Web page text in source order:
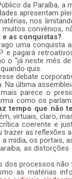
da Paraíba, a
apresentam
nos
convênios,
e as conquistas?
uma conquista
e pagará
“já neste mês
quis.
debate
última
parece o
como os
tempo que não
virtuais, claro,
coerente e
as reflexões
mídia, os portais,
as
dos processos não
as matérias